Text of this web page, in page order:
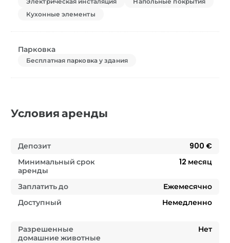
Кухонные элементы
Парковка
Бесплатная парковка у здания
Условия аренды
Депозит
900 €
Минимальный срок
аренды
12 месяц
Заплатить до
Ежемесячно
Доступный
Немедленно
Разрешенные
домашние животные
Нет